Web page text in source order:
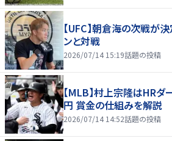
【UFC】朝倉海の次戦が
ンと対戦
2026/07/14 15:19話題の投稿
【MLB】村上宗隆はHR
円 賞金の仕組みを解説
2026/07/14 14:52話題の投稿